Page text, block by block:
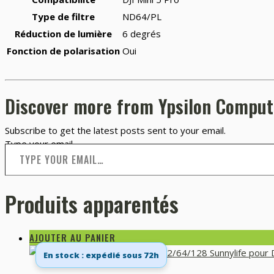
Type de filtre
ND64/PL
Réduction de lumière
6 degrés
Fonction de polarisation Oui
Discover more from Ypsilon
Subscribe to get the latest posts sent to your email.
Type your email…
Produits apparentés
AJOUTER AU PANIER
En stock : expédié sous 72h